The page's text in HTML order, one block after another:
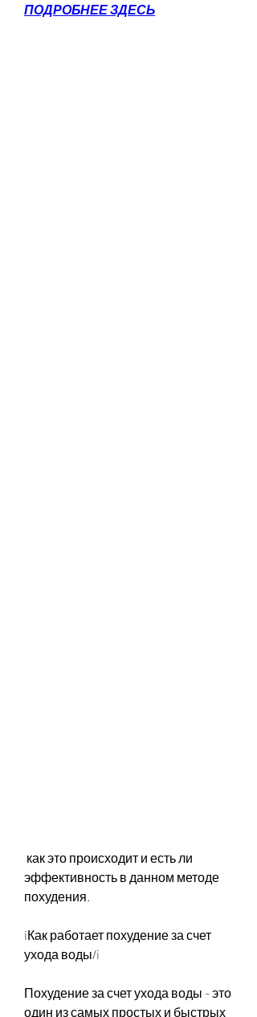
ПОДРОБНЕЕ ЗДЕСЬ
эффективность в данном методе
похудения.
iКак работает похудение за счет
ухода воды/i
Похудение за счет ухода воды - это
один из самых простых и быстрых